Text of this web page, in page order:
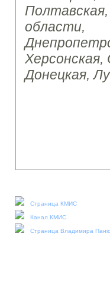
Донецкая,
Страница КМИС
Канал КМИС
Страница Владимира